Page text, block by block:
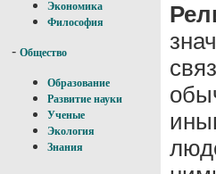
Экономика
Философия
- Общество
Образование
Развитие науки
Ученые
Экология
Знания